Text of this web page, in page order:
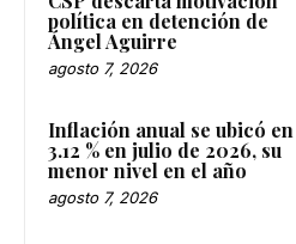
política en detención de
Ángel Aguirre
agosto 7, 2026
Inflación anual se ubicó en
3.12 % en julio de 2026, su
menor nivel en el año
agosto 7, 2026